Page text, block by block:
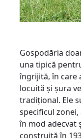
Gospodăria
una tipică
îngrijită, în care
locuită şi şura
tradiţional. Ele
specificul
în mod adecvat
construită în